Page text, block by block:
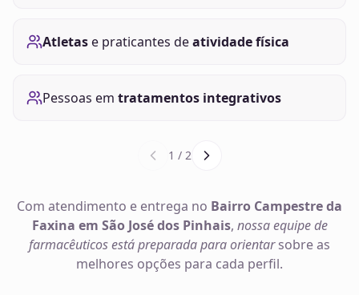
Atletase praticantes deatividade física
Pessoas em tratamentos integrativos
1 / 2
Com atendimento e entrega no Bairro Campestre da
Faxina em São José dos Pinhais, nossa equipe de
farmacêuticos está preparada para orientarsobre as
melhores opções para cada perfil.